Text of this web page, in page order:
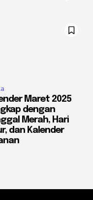
Maret 2025
dengan
Merah, Hari
dan Kalender